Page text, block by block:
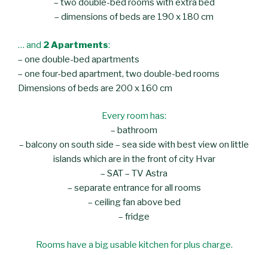
– two double-bed rooms with extra bed
– dimensions of beds are 190 x 180 cm
… and 2 Apartments:
– one double-bed apartments
– one four-bed apartment, two double-bed rooms
Dimensions of beds are 200 x 160 cm
Every room has:
– bathroom
– balcony on south side – sea side with best view on little
islands which are in the front of city Hvar
– SAT – TV Astra
– separate entrance for all rooms
– ceiling fan above bed
– fridge
Rooms have a big usable kitchen for plus charge.